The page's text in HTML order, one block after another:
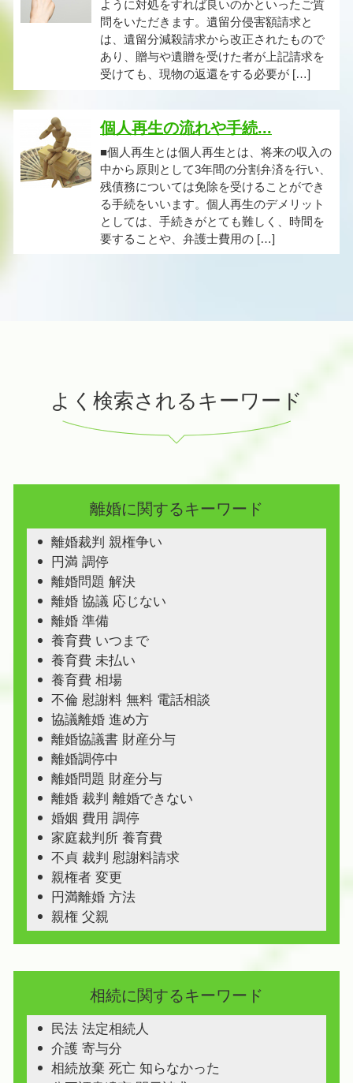
ように対処をすれば良いのかといったご質
問をいただきます。遺留分侵害額請求と
は、遺留分減殺請求から改正されたもので
あり、贈与や遺贈を受けた者が上記請求を
受けても、現物の返還をする必要が […]
個人再生の流れや手続...
■個人再生とは個人再生とは、将来の収入の
中から原則として3年間の分割弁済を行い、
残債務については免除を受けることができ
る手続をいいます。個人再生のデメリット
としては、手続きがとても難しく、時間を
要することや、弁護士費用の […]
よく検索されるキーワード
離婚に関するキーワード
離婚裁判 親権争い
円満 調停
離婚問題 解決
離婚 協議 応じない
離婚 準備
養育費 いつまで
養育費 未払い
養育費 相場
不倫 慰謝料 無料 電話相談
協議離婚 進め方
離婚協議書 財産分与
離婚調停中
離婚問題 財産分与
離婚 裁判 離婚できない
婚姻 費用 調停
家庭裁判所 養育費
不貞 裁判 慰謝料請求
親権者 変更
円満離婚 方法
親権 父親
相続に関するキーワード
民法 法定相続人
介護 寄与分
相続放棄 死亡 知らなかった